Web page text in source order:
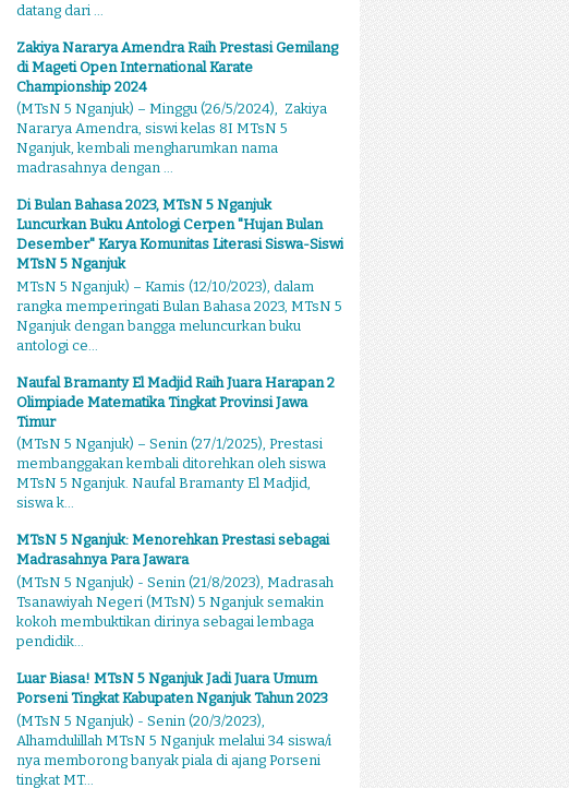
datang dari ...
Zakiya Nararya Amendra Raih Prestasi Gemilang
di Mageti Open International Karate
Championship 2024
(MTsN 5 Nganjuk) – Minggu (26/5/2024), Zakiya
Nararya Amendra, siswi kelas 8I MTsN 5
Nganjuk, kembali mengharumkan nama
madrasahnya dengan ...
Di Bulan Bahasa 2023, MTsN 5 Nganjuk
Luncurkan Buku Antologi Cerpen "Hujan Bulan
Desember" Karya Komunitas Literasi Siswa-Siswi
MTsN 5 Nganjuk
MTsN 5 Nganjuk) – Kamis (12/10/2023), dalam
rangka memperingati Bulan Bahasa 2023, MTsN 5
Nganjuk dengan bangga meluncurkan buku
antologi ce...
Naufal Bramanty El Madjid Raih Juara Harapan 2
Olimpiade Matematika Tingkat Provinsi Jawa
Timur
(MTsN 5 Nganjuk) – Senin (27/1/2025), Prestasi
membanggakan kembali ditorehkan oleh siswa
MTsN 5 Nganjuk. Naufal Bramanty El Madjid,
siswa k...
MTsN 5 Nganjuk: Menorehkan Prestasi sebagai
Madrasahnya Para Jawara
(MTsN 5 Nganjuk) - Senin (21/8/2023), Madrasah
Tsanawiyah Negeri (MTsN) 5 Nganjuk semakin
kokoh membuktikan dirinya sebagai lembaga
pendidik...
Luar Biasa! MTsN 5 Nganjuk Jadi Juara Umum
Porseni Tingkat Kabupaten Nganjuk Tahun 2023
(MTsN 5 Nganjuk) - Senin (20/3/2023),
Alhamdulillah MTsN 5 Nganjuk melalui 34 siswa/i
nya memborong banyak piala di ajang Porseni
tingkat MT...